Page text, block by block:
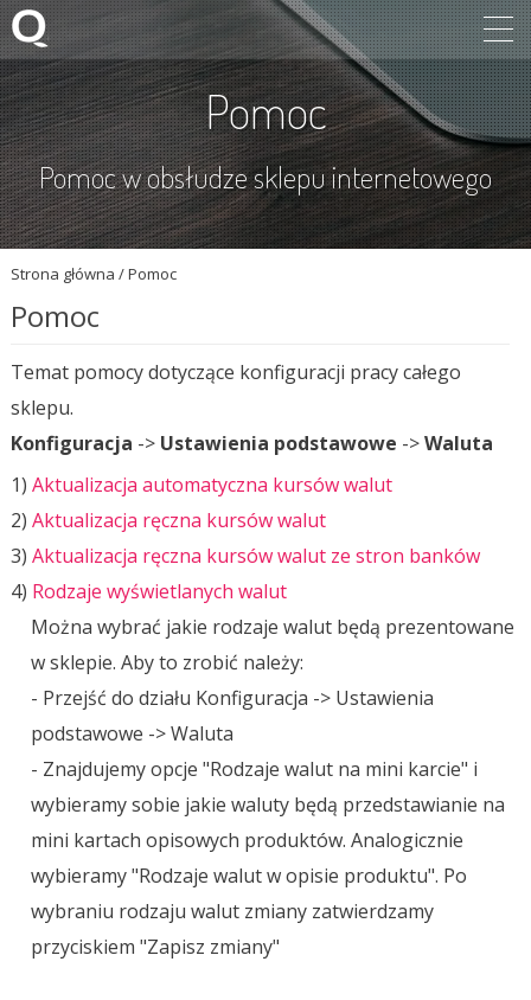
Pomoc
Pomoc w obsłudze sklepu internetowego
Strona główna /Pomoc
Pomoc
Temat pomocy dotyczące konfiguracji pracy całego
sklepu.
Konfiguracja -> Ustawienia podstawowe ->Waluta
1) Aktualizacja automatyczna kursów walut
2) Aktualizacja ręczna kursów walut
3) Aktualizacja ręczna kursów walut ze stron banków
4) Rodzaje wyświetlanych walut
Można wybrać jakie rodzaje walut będą prezentowane
w sklepie. Aby to zrobić należy:
- Przejść do działu Konfiguracja -> Ustawienia
podstawowe -> Waluta
- Znajdujemy opcje "Rodzaje walut na mini karcie" i
wybieramy sobie jakie waluty będą przedstawianie na
mini kartach opisowych produktów. Analogicznie
wybieramy "Rodzaje walut w opisie produktu". Po
wybraniu rodzaju walut zmiany zatwierdzamy
przyciskiem "Zapisz zmiany"